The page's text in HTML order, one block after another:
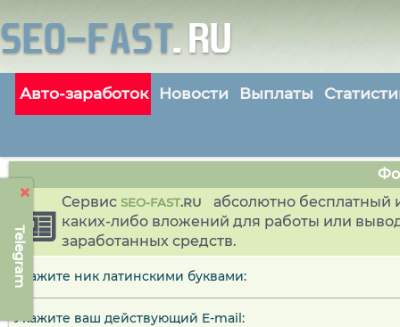
Telegram
Авто-заработок Новости Выплаты
Сервис SEO-FAST.RU
абсолютно бесплатный
каких-либо вложений для работы или
заработанных средств.
Укажите ник латинскими буквами:
Укажите ваш действующий E-mail: